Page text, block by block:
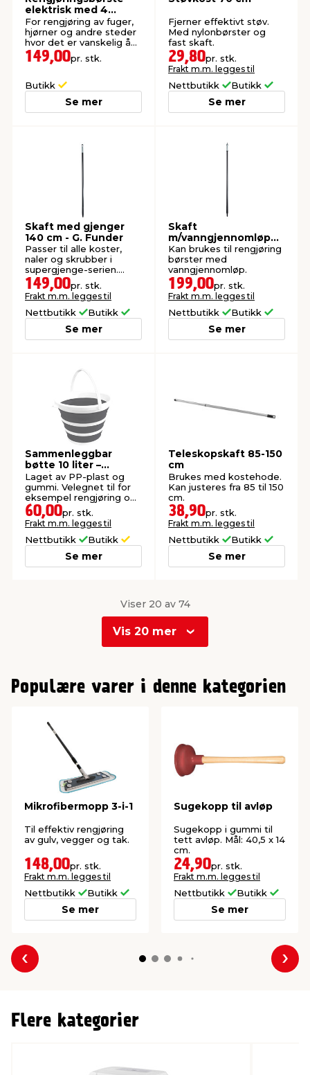
elektrisk med 4
børstehoder
For rengjøring av fuger,
hjørner og andre steder
hvor det er vanskelig å
komme til.
149,00pr. stk.
Butikk
Se mer
Fjerner effektivt støv.
Med nylonbørster og
fast skaft.
29,80pr. stk.
Frakt m.m. legges til
Nettbutikk Butikk
Se mer
Skaft med gjenger
140 cm - G. Funder
Passer til alle koster,
naler og skrubber i
supergjenge-serien.
Kompositt.
149,00pr. stk.
Frakt m.m. legges til
Nettbutikk Butikk
Se mer
Skaft
m/vanngjennomløp
150 cm - G. Funder
Kan brukes til rengjøring
børster med
vanngjennomløp.
199,00pr. stk.
Frakt m.m. legges til
Nettbutikk Butikk
Se mer
Sammenleggbar
bøtte 10 liter –
Sunlife®
Laget av PP-plast og
gummi. Velegnet til for
eksempel rengjøring og
bilvask.
60,00pr. stk.
Frakt m.m. legges til
Nettbutikk Butikk
Se mer
Teleskopskaft 85-150
cm
Brukes med kostehode.
Kan justeres fra 85 til 150
cm.
38,90pr. stk.
Frakt m.m. legges til
Nettbutikk Butikk
Se mer
Viser 20 av 74
Vis 20 mer
1
2
Populære varer i denne kategorien
Mikrofibermopp 3-i-1
Til effektiv rengjøring
av gulv, vegger og tak.
148,00pr. stk.
Frakt m.m. legges til
Nettbutikk Butikk
Se mer
Sugekopp til avløp
Sugekopp i gummi til
tett avløp. Mål: 40,5 x 14
cm.
24,90pr. stk.
Frakt m.m. legges til
Nettbutikk Butikk
Se mer
Forrige
Flere kategorier